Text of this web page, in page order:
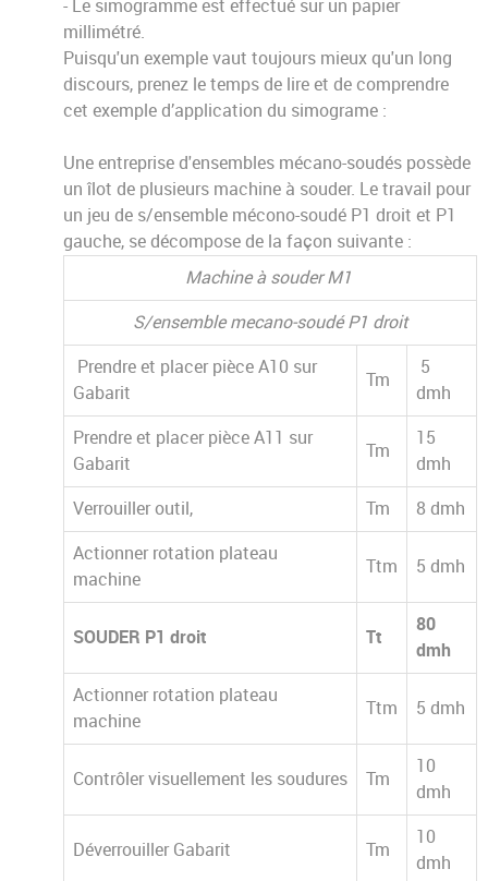
- Le simogramme est effectué sur un papier
millimétré.
Puisqu'un exemple vaut toujours mieux qu'un long
discours, prenez le temps de lire et de comprendre
cet exemple d’application du simograme :
Une entreprise d'ensembles mécano-soudés possède
un îlot de plusieurs machine à souder. Le travail pour
un jeu de s/ensemble mécono-soudé P1 droit et P1
gauche, se décompose de la façon suivante :
Machine à souder M1
S/ensemble mecano-soudé P1 droit
Prendre et placer pièce A10 sur
Gabarit
Tm
5
dmh
Prendre et placer pièce A11 sur
Gabarit
Tm
15
dmh
Verrouiller outil, Tm 8 dmh
Actionner rotation plateau
machine
Ttm 5 dmh
SOUDER P1 droit Tt
80
dmh
Actionner rotation plateau
machine
Ttm 5 dmh
Contrôler visuellement les soudures Tm
10
dmh
Déverrouiller Gabarit Tm
10
dmh